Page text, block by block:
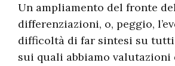
Un ampliamento del fronte
differenziazioni, o, peggio,
difficoltà di far sintesi su
sui quali abbiamo valutazioni